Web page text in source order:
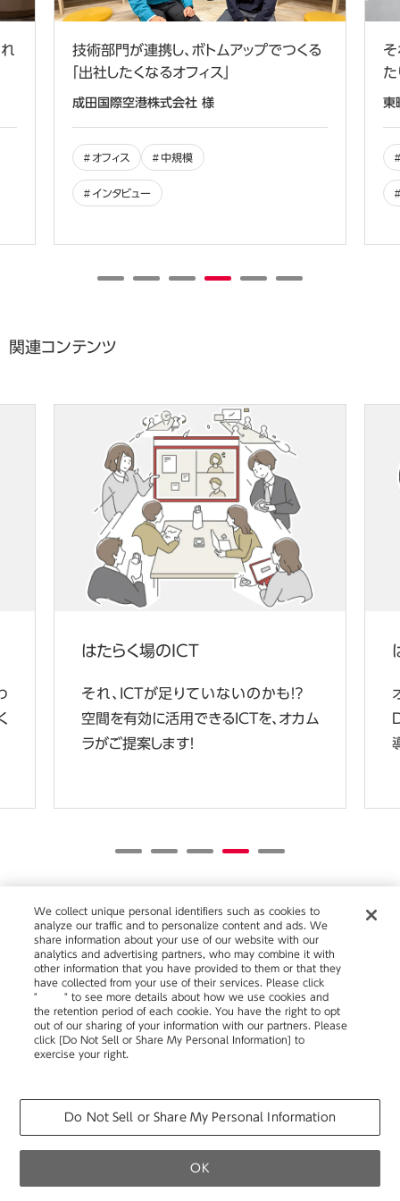
カタログ 移転・改装など空間づくりのご相談 製品の使い方・その他お問い合わせ
技術部門が連携し、ボトムアップでつくる
「出社したくなるオフィス」
成田国際空港株式会社 様
オフィス 中規模
インタビュー
そ
た
東
関連コンテンツ
はたらく場のICT
それ、ICTが足りていないのかも！？
空間を有効に活用できるICTを、オカム
ラがご提案します！
SHARE
オフィスづくりに役立つ
さまざまな情報をご提供しています
空間づくりのご相談
オフィス移転・改善のことならオカムラへ
ソリューション
We collect unique personal identifiers such as cookies to
analyze our traffic and to personalize content and ads. We
share information about your use of our website with our
analytics and advertising partners, who may combine it with
other information that you have provided to them or that they
have collected from your use of their services. Please click
"
here" to see more details about how we use cookies and
the retention period of each cookie. You have the right to opt
out of our sharing of your information with our partners. Please
click [Do Not Sell or Share My Personal Information] to
exercise your right.
Do Not Sell or Share My Personal Information
OK